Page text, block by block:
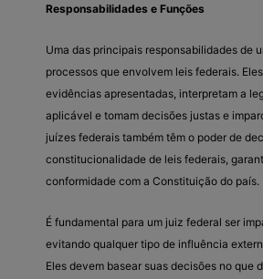
Responsabilidades e Funções
Uma das principais responsabilidades de
processos que envolvem leis federais.
evidências apresentadas, interpretam a
aplicável e tomam decisões justas e
juízes federais também têm o poder de
constitucionalidade de leis federais,
conformidade com a Constituição do país.
É fundamental para um juiz federal ser
evitando qualquer tipo de influência
Eles devem basear suas decisões no que